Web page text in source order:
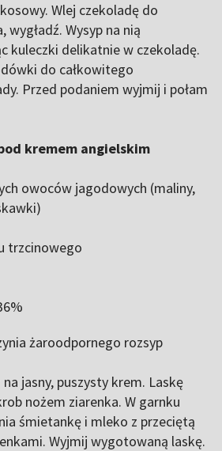
Wlej czekoladę do
wygładź. Wysyp na nią
kuleczki delikatnie w czekoladę.
do całkowitego
Przed podaniem wyjmij i połam
kremem angielskim
owoców jagodowych (maliny,
trzcinowego
żaroodpornego rozsyp
jasny, puszysty krem. Laskę
nożem ziarenka. W garnku
śmietankę i mleko z przeciętą
Wyjmij wygotowaną laskę.